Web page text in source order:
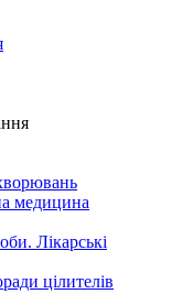
медицина
Лікарські
цілителів